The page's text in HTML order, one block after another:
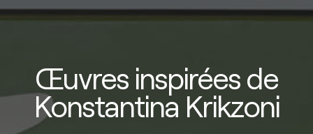
Œuvres inspirées de
Konstantina Krikzoni